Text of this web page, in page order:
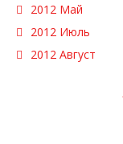
2012 Май
2012 Июль
2012 Август